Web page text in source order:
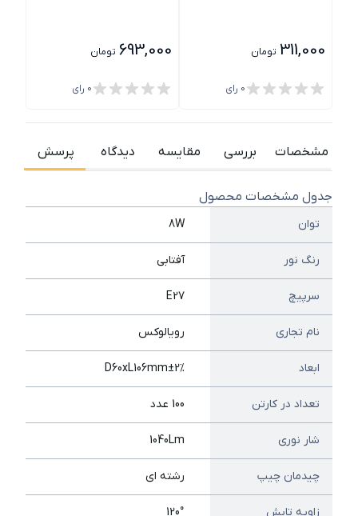
311,000 تومان
0 رای
693,000 تومان
0 رای
مشخصات بررسی مقایسه دیدگاه پرسش
جدول مشخصات محصول
توان 8W
رنگ نور آفتابی
سرپیچ E27
نام تجاری رویالوکس
ابعاد D60xL106mm±2%
تعداد در کارتن 100 عدد
شار نوری 1040Lm
چیدمان چیپ رشته ای
زاویه تابش 120°